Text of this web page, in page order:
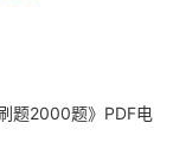
题2000题》PDF电